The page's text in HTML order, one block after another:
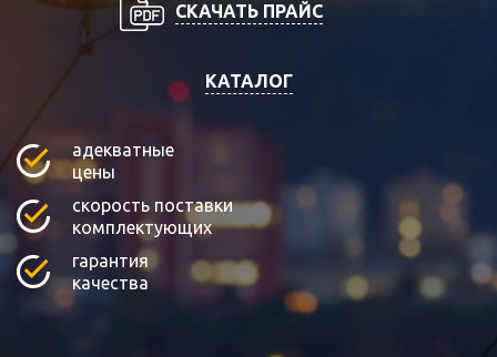
СКАЧАТЬ ПРАЙС
КАТАЛОГ
адекватные
цены
скорость поставки
комплектующих
гарантия
качества